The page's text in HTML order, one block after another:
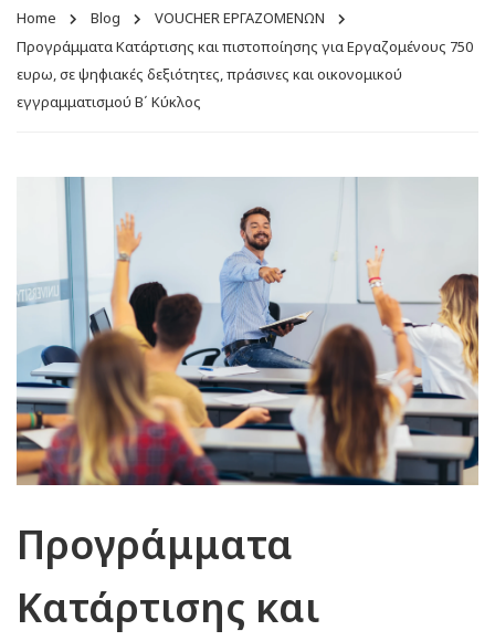
Home Blog
VOUCHER ΕΡΓΑΖΟΜΕΝΩΝ
Προγράμματα Κατάρτισης και πιστοποίησης για Εργαζομένους 750
ευρω, σε ψηφιακές δεξιότητες, πράσινες και οικονομικού
εγγραμματισμού Β΄ Κύκλος
Προγράμματα
Κατάρτισης και